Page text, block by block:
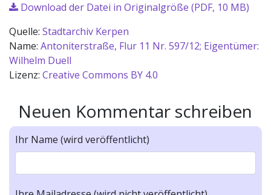
Download der Datei in Originalgröße (PDF, 10 MB)
Quelle: Stadtarchiv Kerpen
Name: Antoniterstraße, Flur 11 Nr. 597/12; Eigentümer:
Wilhelm Duell
Lizenz: Creative Commons BY 4.0
Neuen Kommentar schreiben
Ihr Name (wird veröffentlicht)